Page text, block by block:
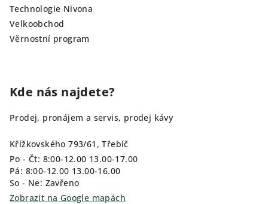
Technologie Nivona
Velkoobchod
Věrnostní program
Kde nás najdete?
Prodej, pronájem a servis, prodej kávy
Křížkovského 793/61, Třebíč
Po - Čt: 8:00-12.00 13.00-17.00
Pá: 8:00-12.00 13.00-16.00
So - Ne: Zavřeno
Zobrazit na Google mapách